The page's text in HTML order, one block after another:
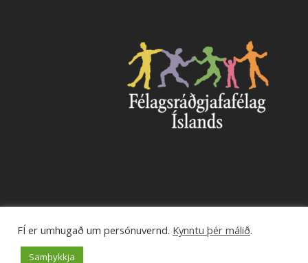
© 2026 Félagsráðgjafafélag Íslands.
FÍ er umhugað um persónuvernd. Kynntu þér málið.
Samþykkja